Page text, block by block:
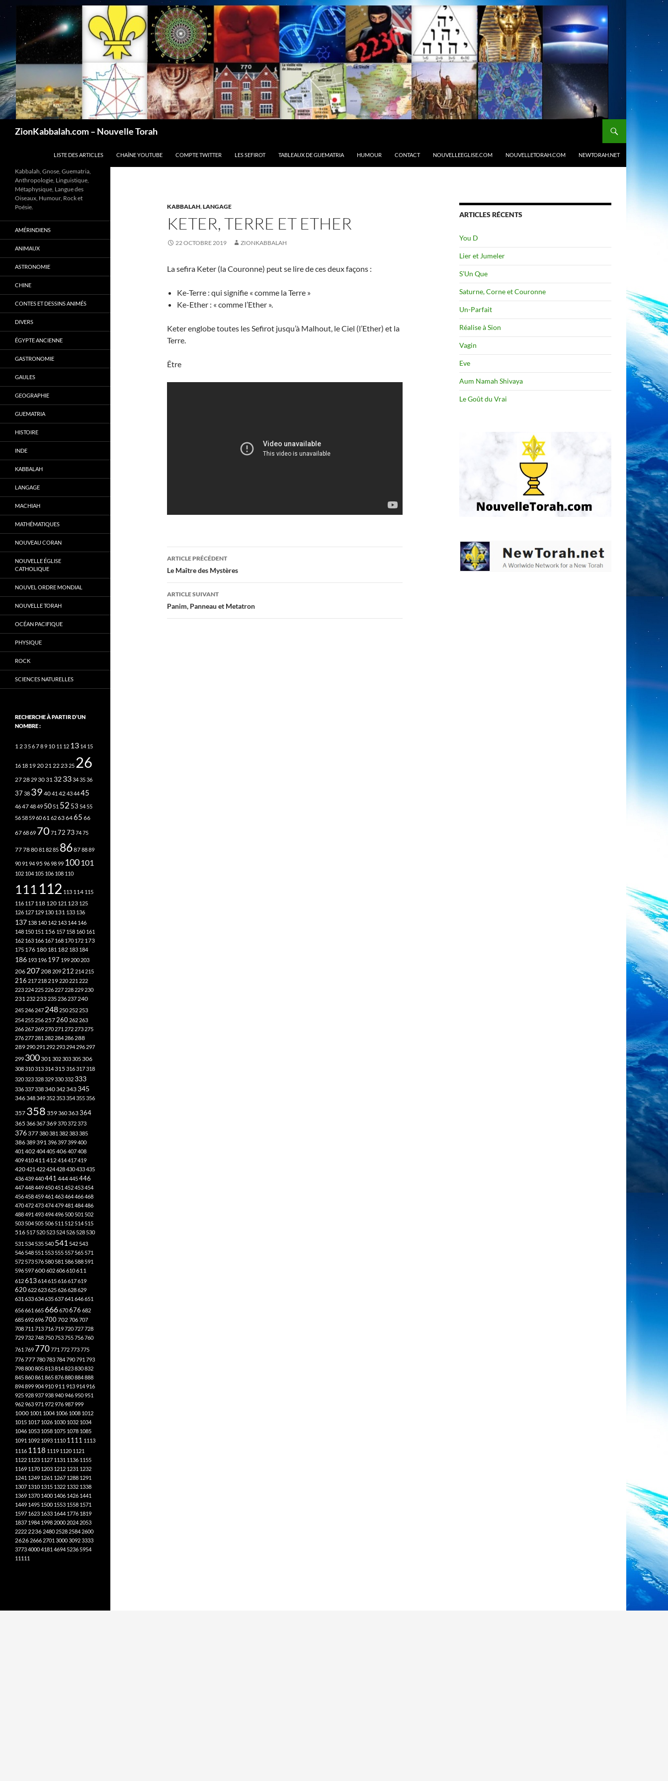
ZionKabbalah.com – Nouvelle Torah
LISTE DES ARTICLES
CHAÎNE YOUTUBE COMPTE TWITTER LES SEFIROT TABLEAUX DE GUEMATRIA HUMOUR CONTACT NOUVELLEEGLISE.COM NOUVELLETORAH.COM NEWTORAH.NET
KABBALAH,LANGAGE
KETER, TERRE ET ETHER
22 OCTOBRE 2019 ZIONKABBALAH
La sefira Keter (la Couronne) peut se lire de ces deux façons :
Ke-Terre : qui signifie « comme la Terre »
Ke-Ether : « comme l’Ether ».
Keter englobe toutes les Sefirot jusqu’à Malhout, le Ciel (l’Ether) et la
Terre.
Être
Navigation
des
articles
ARTICLE PRÉCÉDENT
Le Maître des Mystères
ARTICLE SUIVANT
Panim, Panneau et Metatron
ARTICLES RÉCENTS
You D
Lier et Jumeler
S’Un Que
Saturne, Corne et Couronne
Un-Parfait
Réalise à Sion
Vagin
Eve
Aum Namah Shivaya
Le Goût du Vrai
Kabbalah, Gnose, Guematria,
Anthropologie, Linguistique,
Métaphysique, Langue des
Oiseaux, Humour, Rock et
Poésie.
AMÉRINDIENS
ANIMAUX
ASTRONOMIE
CHINE
CONTES ET DESSINS ANIMÉS
DIVERS
ÉGYPTE ANCIENNE
GASTRONOMIE
GAULES
GEOGRAPHIE
GUEMATRIA
HISTOIRE
INDE
KABBALAH
LANGAGE
MACHIAH
MATHÉMATIQUES
NOUVEAU CORAN
NOUVELLE ÉGLISE
CATHOLIQUE
NOUVEL ORDRE MONDIAL
NOUVELLE TORAH
OCÉAN PACIFIQUE
PHYSIQUE
ROCK
SCIENCES NATURELLES
RECHERCHE À PARTIR D’UN
NOMBRE :
1 23 56789 10 11 12 13 14 15
16 18 1920212223 25 26
27 28 293031 3233343536
37 38 39 4041 42434445
46474849 50 51 52 53 54 55
56 58 596061 62636465 66
676869 70 71 72737475
77788081 8285 86878889
9091 94 95 969899 100101
102 104 105 106 108 110
111 112 113 114 115
116 117 118 120 121 123 125
126 127 129 130 131 133 136
137 138 140 142 143 144 146
148 150 151 156 157 158 160 161
162 163 166 167 168 170 172 173
175 176 180 181 182 183 184
186 193 196 197 199 200 203
206 207 208 209 212 214 215
216 217 218219 220 221 222
223 224 225 226 227 228 229 230
231 232 233 235 236 237240
245 246 247248 250 252 253
254 255 256257 260 262 263
266 267 269 270 271 272 273 275
276 277 281 282 284 286 288
289 290 291 292 293 294 296 297
299 300301302303305306
308310313314315 316317318
320323328329330332 333
336337338340342343 345
346348349352353354355356
357 358 359360363364
365 366367369370372373
376377380381 382383385
386389391396397399400
401 402404405406407408
409410411 412414417419
420421 422424428430433435
436439440441 444445446
447448449450451 452453454
456458459461 463464466468
470472473474479481 484486
488491 493494496 500 501 502
503 504 505 506 511 512 514 515
516 517 520 523 524 526 528 530
531 534 535 540 541 542 543
546 548 551 553 555 557 565 571
572 573 576 580 581 586 588 591
596 597600602606610611
612613614615616617619
620622623625626628629
631 633634635637641 646651
656661 665666670676 682
685692696700702706707
708711 713716719720727728
729732748750753755756760
761 769 770771 772773775
776777780783784790791 793
798800805813814823830832
845860861 865876880884888
894899904910 911 913914916
925928937938940946950951
962963971 972976987999
1000 1001 1004 1006 1008 1012
1015 1017 1026 1030 1032 1034
1046 1053 1058 1075 1078 1085
1091 1092 1093 1110 1111 1113
1116 1118 1119 1120 1121
1122 1123 1127 1131 1136 1155
1169 1170 1203 1212 1231 1232
1241 1249 1261 1267 1288 1291
1307 1310 1315 1322 1332 1338
1369 1370 1400 1406 1426 1441
1449 1495 1500 1553 1558 1571
1597 1623 1633 1644 1776 1819
1837 1984 1998 2000 2024 2053
2222 2236 2480 2528 2584 2600
2626 2666 2701 300030923333
377340004181 4694 5236 5954
11111